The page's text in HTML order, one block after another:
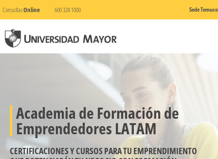
ConsultasOnline 600 328 1000 Sede Temuco
Academia de Formación de
Emprendedores LATAM
CERTIFICACIONES Y CURSOS PARA TU EMPRENDIMIENTO